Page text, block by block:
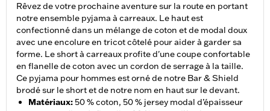
Rêvez de votre prochaine aventure sur la route en portant
notre ensemble pyjama à carreaux. Le haut est
confectionné dans un mélange de coton et de modal doux
avec une encolure en tricot côtelé pour aider à garder sa
forme. Le short à carreaux profite d'une coupe confortable
en flanelle de coton avec un cordon de serrage à la taille.
Ce pyjama pour hommes est orné de notre Bar & Shield
brodé sur le short et de notre nom en haut sur le devant.
Matériaux:50 % coton, 50 % jersey modal d’épaisseur